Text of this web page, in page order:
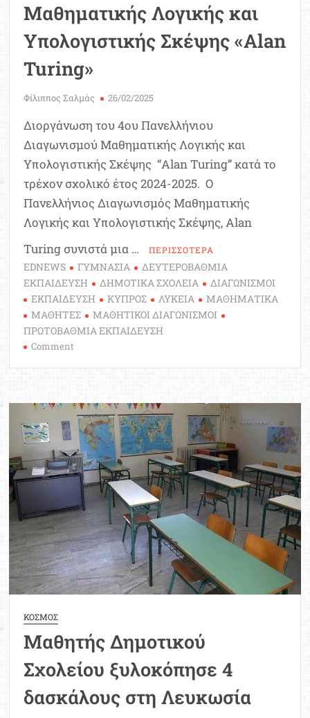
Μαθηματικής Λογικής και
Υπολογιστικής Σκέψης «Alan
Turing»
Φίλιππος Σαλμάς 26/02/2025
Διοργάνωση του 4ου Πανελλήνιου
Διαγωνισμού Μαθηματικής Λογικής και
Υπολογιστικής Σκέψης “Alan Turing” κατά το
τρέχον σχολικό έτος 2024-2025. Ο
Πανελλήνιος Διαγωνισμός Μαθηματικής
Λογικής και Υπολογιστικής Σκέψης, Alan
Turing συνιστά μια …
ΠΕΡΙΣΣΟΤΕΡΑ
EDNEWS ΓΥΜΝΑΣΙΑ
ΔΕΥΤΕΡΟΒΑΘΜΙΑ
ΕΚΠΑΙΔΕΥΣΗ
ΔΗΜΟΤΙΚΑ ΣΧΟΛΕΙΑ
ΔΙΑΓΩΝΙΣΜΟΙ
ΕΚΠΑΙΔΕΥΣΗ
ΚΥΠΡΟΣ ΛΥΚΕΙΑ
ΜΑΘΗΜΑΤΙΚΑ
ΜΑΘΗΤΕΣ
ΜΑΘΗΤΙΚΟΙ ΔΙΑΓΩΝΙΣΜΟΙ
ΠΡΩΤΟΒΑΘΜΙΑ ΕΚΠΑΙΔΕΥΣΗ
Comment
Μαθηματικής
Λογικής
και
Υπολογιστικής
Σκέψης
«Alan
Turing»
ΚΟΣΜΟΣ
Μαθητής Δημοτικού
Σχολείου ξυλοκόπησε 4
δασκάλους στη Λευκωσία